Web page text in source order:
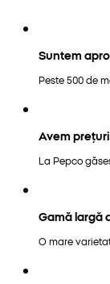
Suntem
Peste 500 de
Avem
La Pepco
Gamă largă
O mare